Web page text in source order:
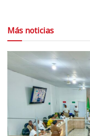
Más noticias